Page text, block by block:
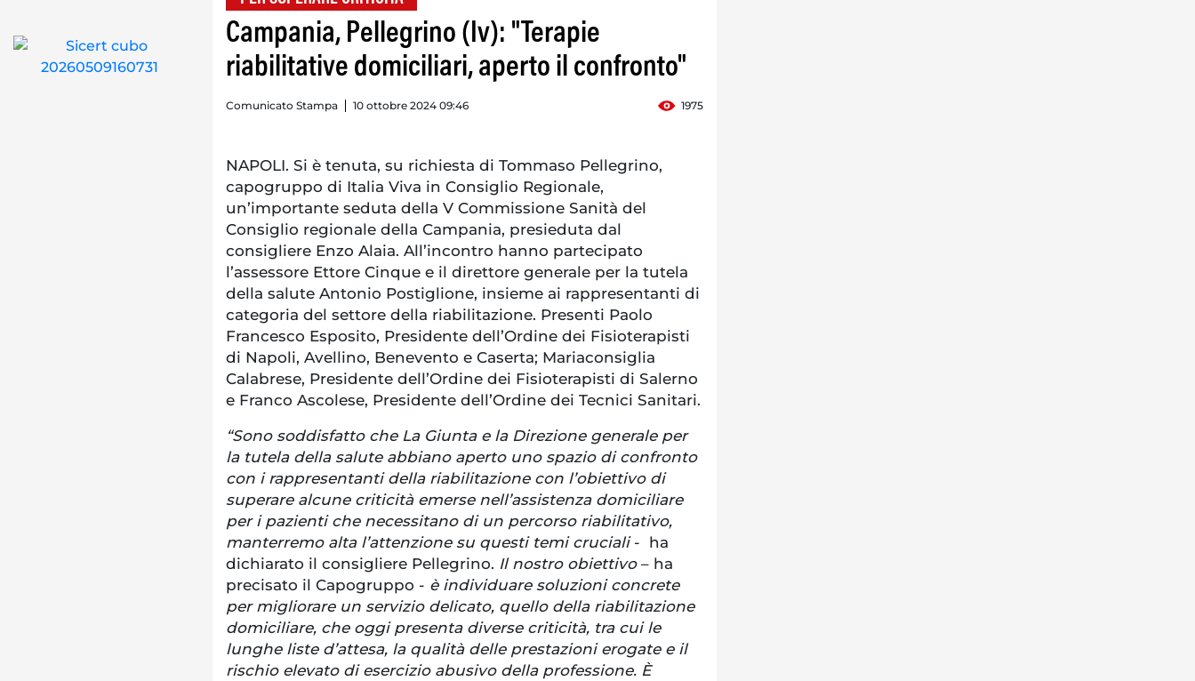
Campania, Pellegrino (Iv): "Terapie
riabilitative domiciliari, aperto il confronto"
Comunicato Stampa 10 ottobre 2024 09:46 1975
NAPOLI. Si è tenuta, su richiesta di Tommaso Pellegrino,
capogruppo di Italia Viva in Consiglio Regionale,
un’importante seduta della V Commissione Sanità del
Consiglio regionale della Campania, presieduta dal
consigliere Enzo Alaia. All’incontro hanno partecipato
l’assessore Ettore Cinque e il direttore generale per la tutela
della salute Antonio Postiglione, insieme ai rappresentanti di
categoria del settore della riabilitazione. Presenti Paolo
Francesco Esposito, Presidente dell’Ordine dei Fisioterapisti
di Napoli, Avellino, Benevento e Caserta; Mariaconsiglia
Calabrese, Presidente dell’Ordine dei Fisioterapisti di Salerno
e Franco Ascolese, Presidente dell’Ordine dei Tecnici Sanitari.
“Sono soddisfatto che La Giunta e la Direzione generale per
la tutela della salute abbiano aperto uno spazio di confronto
con i rappresentanti della riabilitazione con l’obiettivo di
superare alcune criticità emerse nell’assistenza domiciliare
per i pazienti che necessitano di un percorso riabilitativo,
manterremo alta l’attenzione su questi temi cruciali - ha
dichiarato il consigliere Pellegrino. Il nostro obiettivo– ha
precisato il Capogruppo - è individuare soluzioni concrete
per migliorare un servizio delicato, quello della riabilitazione
domiciliare, che oggi presenta diverse criticità, tra cui le
lunghe liste d’attesa, la qualità delle prestazioni erogate e il
rischio elevato di esercizio abusivo della professione. È